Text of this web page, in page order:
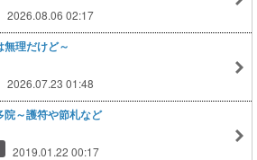
2026.08.06 02:17
理だけど～
2026.07.23 01:48
院～護符や節札など
2019.01.22 00:17